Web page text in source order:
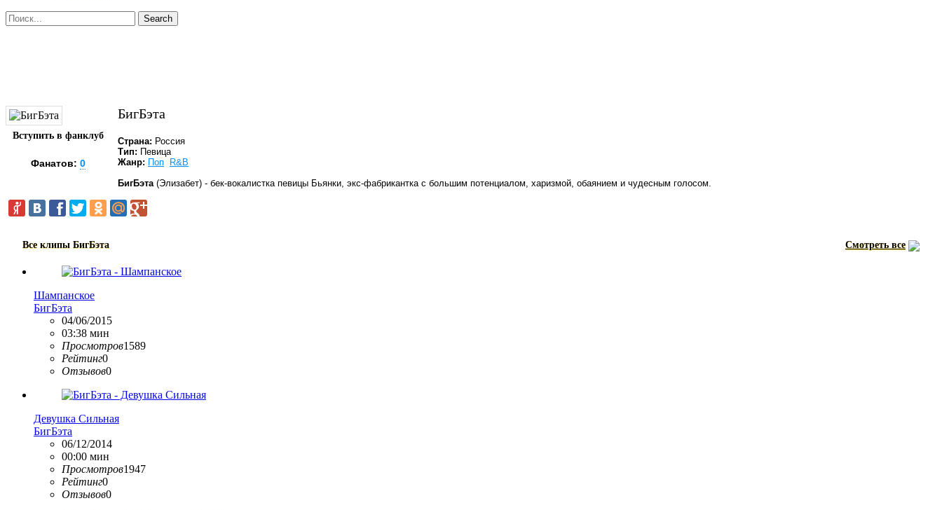
Вступить в фанклуб
Фанатов: 0
БигБэта
Страна: Россия
Тип: Певица
Жанр: Поп
R&B
БигБэта (Элизабет) - бек-вокалистка певицы Бьянки, экс-фабрикантка с большим потенциалом, харизмой, обаянием и чудесным голосом.
Все клипы БигБэта Смотреть все
Шампанское
БигБэта
04/06/2015
03:38 мин
Просмотров1589
Рейтинг0
Отзывов0
Девушка Сильная
БигБэта
06/12/2014
00:00 мин
Просмотров1947
Рейтинг0
Отзывов0